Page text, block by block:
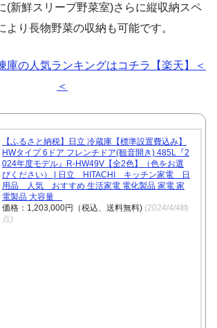
(新鮮スリープ野菜室)さらに縦収納スペ
より長物野菜の収納も可能です。
庫の人気ランキングはコチラ【楽天】＜
＜
【ふるさと納税】日立 冷蔵庫【標準設置費込み】
HWタイプ 6ドア フレンチドア(観音開き) 485L『2
024年度モデル』R-HW49V【全2色】（色をお選
びください） | 日立 HITACHI キッチン家電 日
用品 人気 おすすめ 生活家電 電化製品 家電 家
電製品 大容量
価格：1,203,000円（税込、送料無料) (2024/4/4時
点)